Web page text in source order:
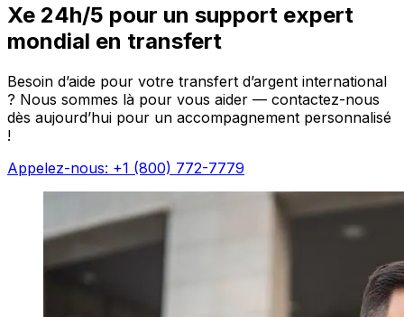
Xe 24h/5 pour un support expert
mondial en transfert
Besoin d’aide pour votre transfert d’argent international
? Nous sommes là pour vous aider — contactez-nous
dès aujourd’hui pour un accompagnement personnalisé
!
Appelez-nous: +1 (800) 772-7779